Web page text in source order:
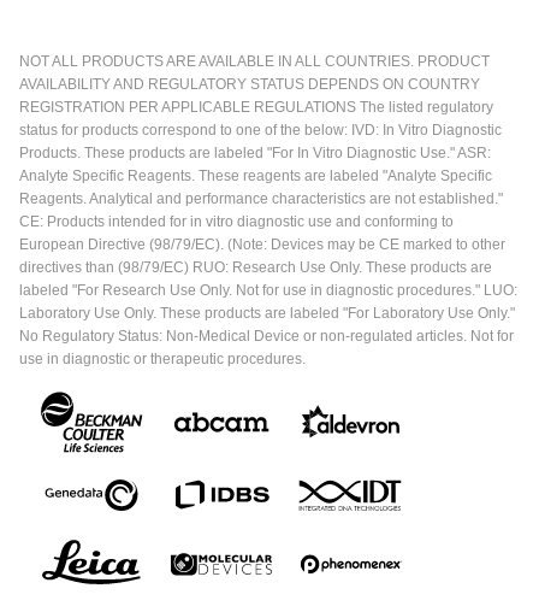
NOT ALL PRODUCTS ARE AVAILABLE IN ALL COUNTRIES. PRODUCT
AVAILABILITY AND REGULATORY STATUS DEPENDS ON COUNTRY
REGISTRATION PER APPLICABLE REGULATIONS The listed regulatory
status for products correspond to one of the below: IVD: In Vitro Diagnostic
Products. These products are labeled "For In Vitro Diagnostic Use." ASR:
Analyte Specific Reagents. These reagents are labeled "Analyte Specific
Reagents. Analytical and performance characteristics are not established."
CE: Products intended for in vitro diagnostic use and conforming to
European Directive (98/79/EC). (Note: Devices may be CE marked to other
directives than (98/79/EC) RUO: Research Use Only. These products are
labeled "For Research Use Only. Not for use in diagnostic procedures." LUO:
Laboratory Use Only. These products are labeled "For Laboratory Use Only."
No Regulatory Status: Non-Medical Device or non-regulated articles. Not for
use in diagnostic or therapeutic procedures.